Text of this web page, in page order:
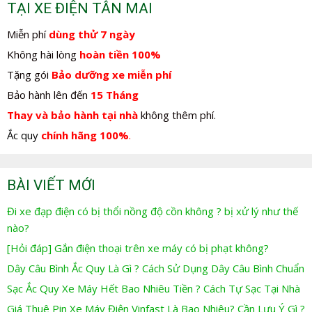
TẠI XE ĐIỆN TÂN MAI
Miễn phí dùng thử 7 ngày
Không hài lòng hoàn tiền 100%
Tặng gói Bảo dưỡng xe miễn phí
Bảo hành lên đến 15 Tháng
Thay và bảo hành tại nhà không thêm phí.
Ắc quy chính hãng 100%.
BÀI VIẾT MỚI
Đi xe đạp điện có bị thổi nồng độ cồn không ? bị xử lý như thế
nào?
[Hỏi đáp] Gắn điện thoại trên xe máy có bị phạt không?
Dây Câu Bình Ắc Quy Là Gì ? Cách Sử Dụng Dây Câu Bình Chuẩn
Sạc Ắc Quy Xe Máy Hết Bao Nhiêu Tiền ? Cách Tự Sạc Tại Nhà
Giá Thuê Pin Xe Máy Điện Vinfast Là Bao Nhiêu? Cần Lưu Ý Gì ?